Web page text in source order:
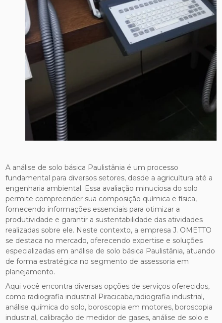
A análise de solo básica Paulistânia é um processo
fundamental para diversos setores, desde a agricultura até a
engenharia ambiental. Essa avaliação minuciosa do solo
permite compreender sua composição química e física,
fornecendo informações essenciais para otimizar a
produtividade e garantir a sustentabilidade das atividades
realizadas sobre ele. Neste contexto, a empresa J. OMETTO
se destaca no mercado, oferecendo expertise e soluções
especializadas em análise de solo básica Paulistânia, atuando
de forma estratégica no segmento de assessoria em
planejamento.
Aqui você encontra diversas opções de serviços oferecidos,
como radiografia industrial Piracicaba,radiografia industrial,
análise química do solo, boroscopia em motores, boroscopia
industrial, calibração de medidor de gases, análise de solo e